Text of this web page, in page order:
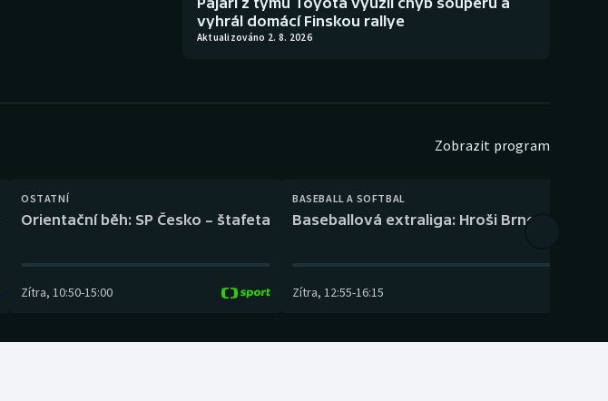
vyhrál domácí Finskou rallye
Aktualizováno 2. 8. 2026
Zobrazit program
OSTATNÍ
Orientační běh: SP Česko – štafeta
Zítra, 10:50-15:00
BASEBALL A SOFTBAL
Baseballová extraliga: Hroši Brno – Eagles
Zítra, 12:55-16:15